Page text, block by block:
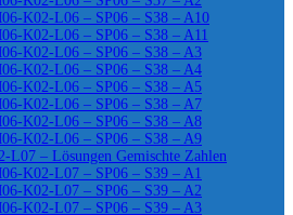
K02-L06 – SP06 – S38 – A10
K02-L06 – SP06 – S38 – A11
K02-L06 – SP06 – S38 – A3
K02-L06 – SP06 – S38 – A4
K02-L06 – SP06 – S38 – A5
K02-L06 – SP06 – S38 – A7
K02-L06 – SP06 – S38 – A8
K02-L06 – SP06 – S38 – A9
L07 – Lösungen Gemischte Zahlen
K02-L07 – SP06 – S39 – A1
K02-L07 – SP06 – S39 – A2
K02-L07 – SP06 – S39 – A3